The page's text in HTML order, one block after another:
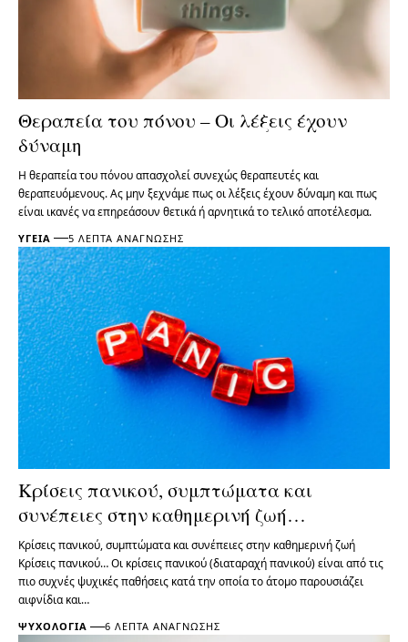
Θεραπεία του πόνου – Οι λέξεις έχουν
δύναμη
Η θεραπεία του πόνου απασχολεί συνεχώς θεραπευτές και
θεραπευόμενους. Ας μην ξεχνάμε πως οι λέξεις έχουν δύναμη και πως
είναι ικανές να επηρεάσουν θετικά ή αρνητικά το τελικό αποτέλεσμα.
ΥΓΕΊΑ 5 ΛΕΠΤΆ ΑΝΆΓΝΩΣΗΣ
Κρίσεις πανικού, συμπτώματα και
συνέπειες στην καθημερινή ζωή…
Κρίσεις πανικού, συμπτώματα και συνέπειες στην καθημερινή ζωή
Κρίσεις πανικού… Οι κρίσεις πανικού (διαταραχή πανικού) είναι από τις
πιο συχνές ψυχικές παθήσεις κατά την οποία το άτομο παρουσιάζει
αιφνίδια και…
ΨΥΧΟΛΟΓΊΑ 6 ΛΕΠΤΆ ΑΝΆΓΝΩΣΗΣ